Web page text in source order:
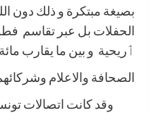
بصيغة مبتكرة و ذلك دون
الحفلات بل عبر تقاسم
ٲريحية و بين ما يقارب
الصحافة والاعلام
وقد كانت اتصالات